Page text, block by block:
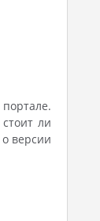
ли
версии